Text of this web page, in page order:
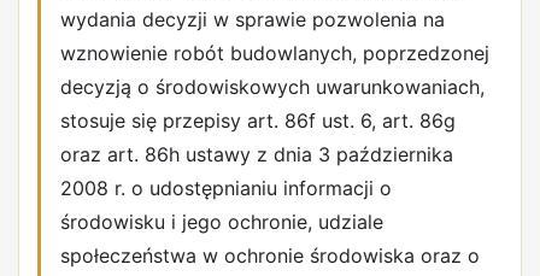
wydania decyzji w sprawie pozwolenia na
wznowienie robót budowlanych, poprzedzonej
decyzją o środowiskowych uwarunkowaniach,
stosuje się przepisy art. 86f ust. 6, art. 86g
oraz art. 86h ustawy z dnia 3 października
2008 r. o udostępnianiu informacji o
środowisku i jego ochronie, udziale
społeczeństwa w ochronie środowiska oraz o